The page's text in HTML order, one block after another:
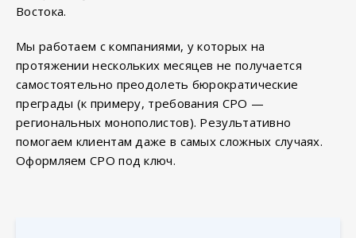
Востока.
Мы работаем с компаниями, у которых на
протяжении нескольких месяцев не получается
самостоятельно преодолеть бюрократические
преграды (к примеру, требования СРО —
региональных монополистов). Результативно
помогаем клиентам даже в самых сложных случаях.
Оформляем СРО под ключ.